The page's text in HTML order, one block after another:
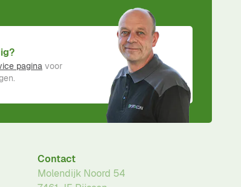
pagina voor
Contact
Molendijk Noord 54